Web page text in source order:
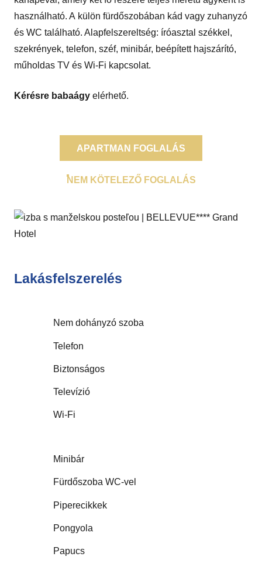
használható. A külön fürdőszobában kád vagy zuhanyzó
és WC található. Alapfelszereltség: íróasztal székkel,
szekrények, telefon, széf, minibár, beépített hajszárító,
műholdas TV és Wi-Fi kapcsolat.
Kérésre babaágy elérhető.
APARTMAN FOGLALÁS
NEM KÖTELEZŐ FOGLALÁS
Lakásfelszerelés
Nem dohányzó szoba
Telefon
Biztonságos
Televízió
Wi-Fi
Minibár
Fürdőszoba WC-vel
Piperecikkek
Pongyola
Papucs